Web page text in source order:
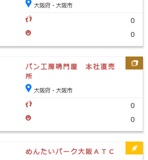
大阪府・大阪市
0
0
パン工房鳴門屋 本社直売
所
大阪府・大阪市
0
0
めんたいパーク大阪ＡＴＣ